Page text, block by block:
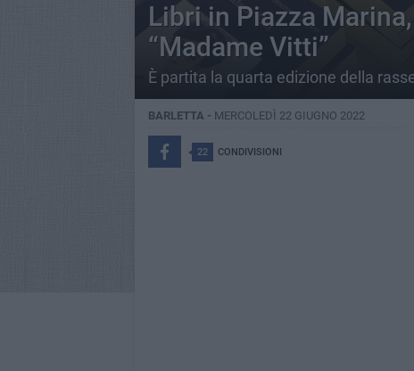
Libri in Piazza
“Madame Vitti”
È partita la quarta edizione della
BARLETTA - MERCOLEDÌ 22 GIUGNO 2022
22 CONDIVISIONI